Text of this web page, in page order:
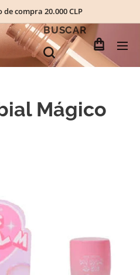
compra 20.000 CLP
BUSCAR
Mágico